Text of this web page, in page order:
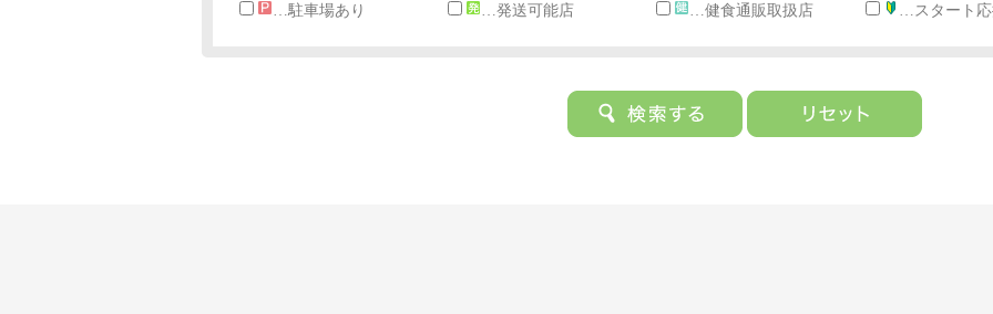
…駐車場あり …発送可能店 …健食通販取扱店 …スタート